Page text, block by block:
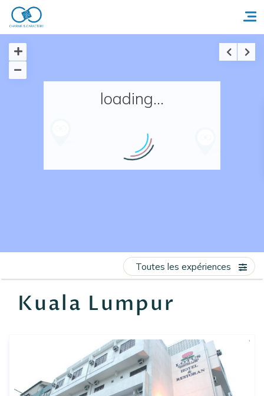
Accueil
Nos adresses en France
loading...
Kuala Lumpur
Toutes les expériences